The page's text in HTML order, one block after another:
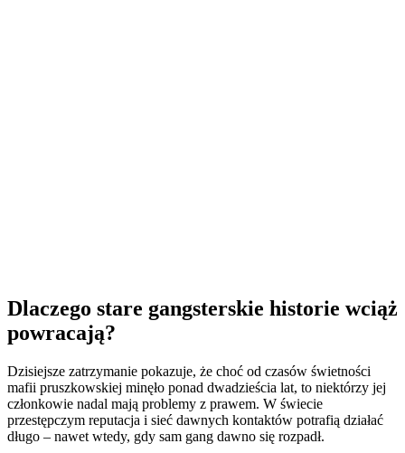
Dlaczego stare gangsterskie historie wciąż
powracają?
Dzisiejsze zatrzymanie pokazuje, że choć od czasów świetności
mafii pruszkowskiej minęło ponad dwadzieścia lat, to niektórzy jej
członkowie nadal mają problemy z prawem. W świecie
przestępczym reputacja i sieć dawnych kontaktów potrafią działać
długo – nawet wtedy, gdy sam gang dawno się rozpadł.